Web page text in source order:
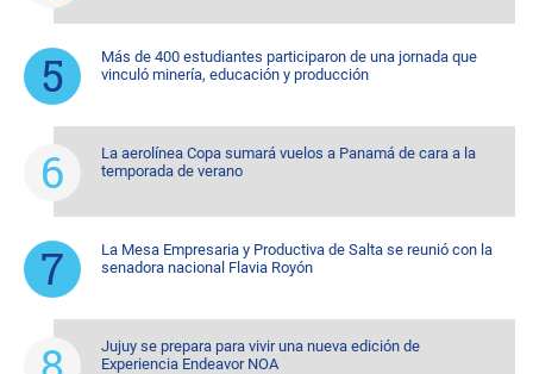
Más de 400 estudiantes participaron de una jornada que
vinculó minería, educación y producción
La aerolínea Copa sumará vuelos a Panamá de cara a la
temporada de verano
La Mesa Empresaria y Productiva de Salta se reunió con la
senadora nacional Flavia Royón
Jujuy se prepara para vivir una nueva edición de
Experiencia Endeavor NOA